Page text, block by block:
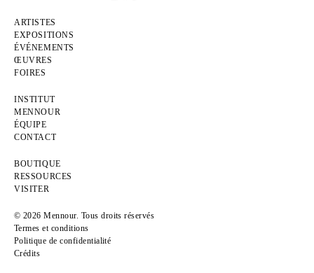
ARTISTES
EXPOSITIONS
ÉVÉNEMENTS
ŒUVRES
FOIRES
INSTITUT
MENNOUR
ÉQUIPE
CONTACT
BOUTIQUE
RESSOURCES
VISITER
© 2026 Mennour. Tous droits réservés
Termes et conditions
Politique de confidentialité
Crédits